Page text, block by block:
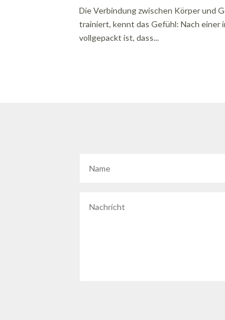
Die Verbindung zwischen Körper und
trainiert, kennt das Gefühl: Nach einer
vollgepackt ist, dass...